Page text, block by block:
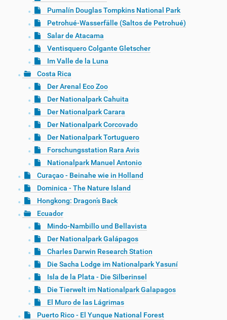
Pumalín Douglas Tompkins National Park
Petrohué-Wasserfälle (Saltos de Petrohué)
Salar de Atacama
Ventisquero Colgante Gletscher
Im Valle de la Luna
Costa Rica
Der Arenal Eco Zoo
Der Nationalpark Cahuita
Der Nationalpark Carara
Der Nationalpark Corcovado
Der Nationalpark Tortuguero
Forschungsstation Rara Avis
Nationalpark Manuel Antonio
Curaçao - Beinahe wie in Holland
Dominica - The Nature Island
Hongkong: Dragon’s Back
Ecuador
Mindo-Nambillo und Bellavista
Der Nationalpark Galápagos
Charles Darwin Research Station
Die Sacha Lodge im Nationalpark Yasuní
Isla de la Plata - Die Silberinsel
Die Tierwelt im Nationalpark Galapagos
El Muro de las Lágrimas
Puerto Rico - El Yunque National Forest